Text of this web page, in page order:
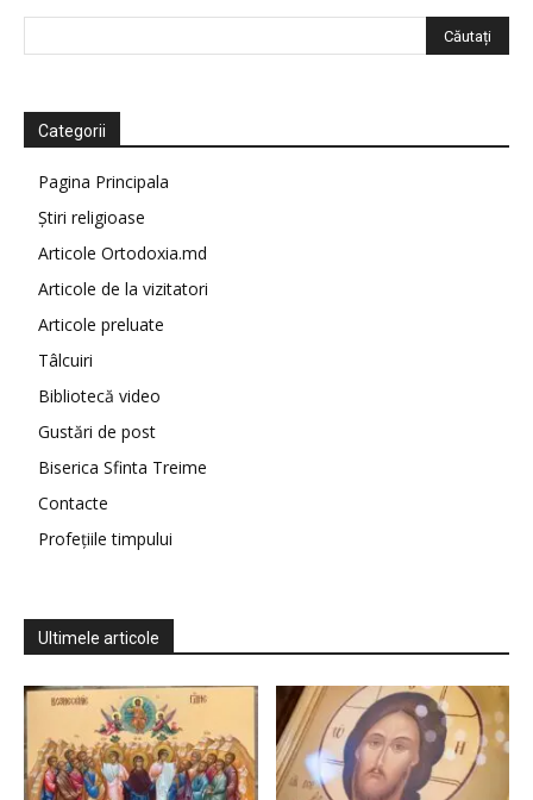
Categorii
Pagina Principala
Știri religioase
Articole Ortodoxia.md
Articole de la vizitatori
Articole preluate
Tâlcuiri
Bibliotecă video
Gustări de post
Biserica Sfinta Treime
Contacte
Profețiile timpului
Ultimele articole